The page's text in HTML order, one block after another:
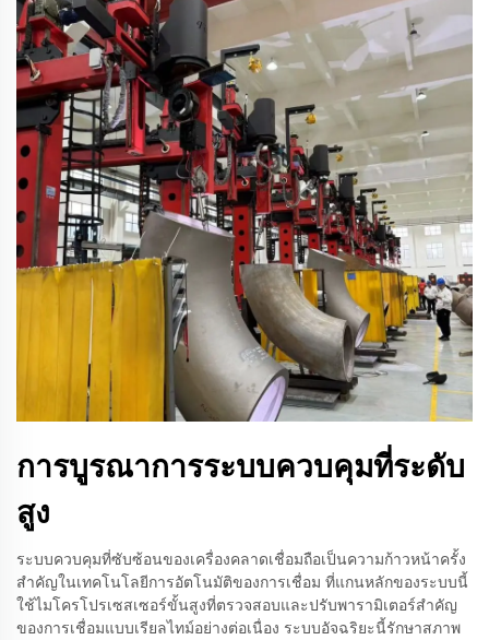
การบูรณาการระบบควบคุมที่ระดับ
สูง
ระบบควบคุมที่ซับซ้อนของเครื่องคลาดเชื่อมถือเป็นความก้าวหน้าครั้ง
สำคัญในเทคโนโลยีการอัตโนมัติของการเชื่อม ที่แกนหลักของระบบนี้
ใช้ไมโครโปรเซสเซอร์ขั้นสูงที่ตรวจสอบและปรับพารามิเตอร์สำคัญ
ของการเชื่อมแบบเรียลไทม์อย่างต่อเนื่อง ระบบอัจฉริยะนี้รักษาสภาพ